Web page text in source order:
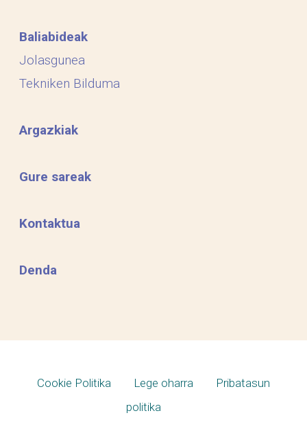
Baliabideak
Jolasgunea
Tekniken Bilduma
Argazkiak
Gure sareak
Kontaktua
Denda
Cookie Politika Lege oharra
Pribatasun
politika